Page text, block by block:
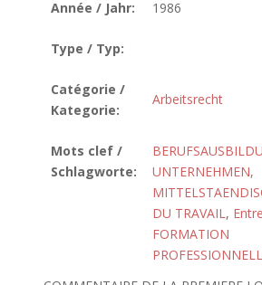
Année / Jahr: 1986
Type / Typ:
Catégorie /
Kategorie:
Arbeitsrecht
Mots clef /
Schlagworte:
UNTERNEHMEN,
DU TRAVAIL,
FORMATION